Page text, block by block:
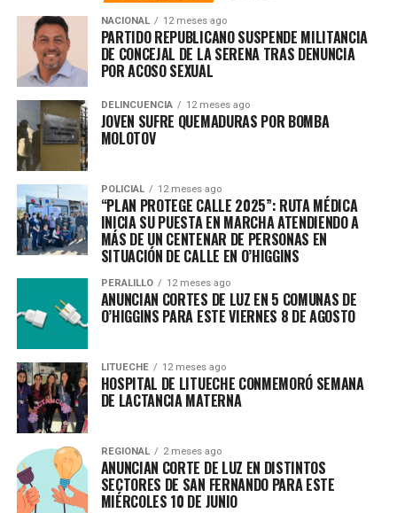
NACIONAL 12 meses ago
PARTIDO REPUBLICANO SUSPENDE MILITANCIA
DE CONCEJAL DE LA SERENA TRAS DENUNCIA
POR ACOSO SEXUAL
DELINCUENCIA 12 meses ago
JOVEN SUFRE QUEMADURAS POR BOMBA
MOLOTOV
POLICIAL 12 meses ago
“PLAN PROTEGE CALLE 2025”: RUTA MÉDICA
INICIA SU PUESTA EN MARCHA ATENDIENDO A
MÁS DE UN CENTENAR DE PERSONAS EN
SITUACIÓN DE CALLE EN O’HIGGINS
PERALILLO 12 meses ago
ANUNCIAN CORTES DE LUZ EN 5 COMUNAS DE
O’HIGGINS PARA ESTE VIERNES 8 DE AGOSTO
LITUECHE 12 meses ago
HOSPITAL DE LITUECHE CONMEMORÓ SEMANA
DE LACTANCIA MATERNA
REGIONAL 2 meses ago
ANUNCIAN CORTE DE LUZ EN DISTINTOS
SECTORES DE SAN FERNANDO PARA ESTE
MIÉRCOLES 10 DE JUNIO